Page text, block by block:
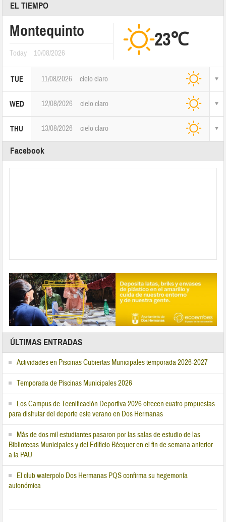
EL TIEMPO
Montequinto
Today 10/08/2026
23℃
TUE 11/08/2026 cielo claro
WED 12/08/2026 cielo claro
THU 13/08/2026 cielo claro
Facebook
ÚLTIMAS ENTRADAS
Actividades en Piscinas Cubiertas Municipales temporada 2026-2027
Temporada de Piscinas Municipales 2026
Los Campus de Tecnificación Deportiva 2026 ofrecen cuatro propuestas
para disfrutar del deporte este verano en Dos Hermanas
Más de dos mil estudiantes pasaron por las salas de estudio de las
Bibliotecas Municipales y del Edificio Bécquer en el fin de semana anterior
a la PAU
El club waterpolo Dos Hermanas PQS confirma su hegemonía
autonómica